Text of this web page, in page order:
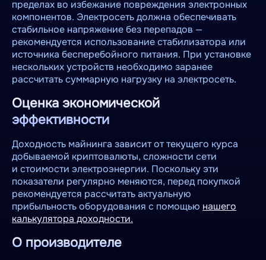
пределах во избежание повреждения электронных
компонентов. Электросеть должна обеспечивать
стабильное напряжение без перепадов —
рекомендуется использование стабилизатора или
источника бесперебойного питания. При установке
нескольких устройств необходимо заранее
рассчитать суммарную нагрузку на электросеть.
Оценка экономической
эффективности
Доходность майнинга зависит от текущего курса
добываемой криптовалюты, сложности сети
и стоимости электроэнергии. Поскольку эти
показатели регулярно меняются, перед покупкой
рекомендуется рассчитать актуальную
прибыльность оборудования с помощью нашего
калькулятора доходности.
О производителе